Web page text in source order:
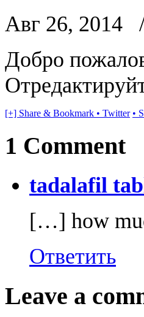
Авг 26,
Добро
[+] Share & Bookmark • Twitter •
1 Comment
tadalafil
[…] how
Ответить
Leave a